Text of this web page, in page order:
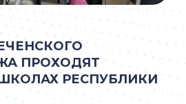
ПРОХОДЯТ
РЕСПУБЛИКИ